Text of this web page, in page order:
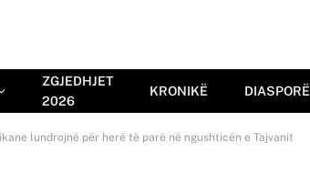
ZGJEDHJET
2026
KRONIKË DIASPORË
lundrojnë për herë të parë në ngushticën e Tajvanit